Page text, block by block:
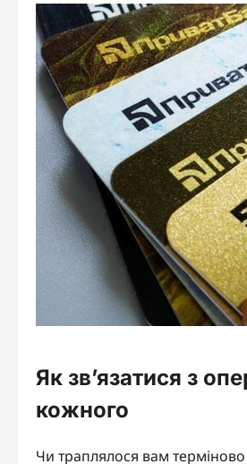
Як зв’язатися з
кожного
Чи траплялося вам терміново